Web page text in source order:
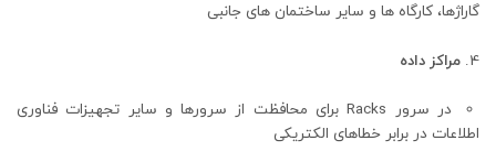
گاراژها، کارگاه ها و سایر ساختمان های جانبی
مراکز داده
در سرور Racks برای محافظت از سرورها و سایر تجهیزات فناوری
اطلاعات در برابر خطاهای الکتریکی